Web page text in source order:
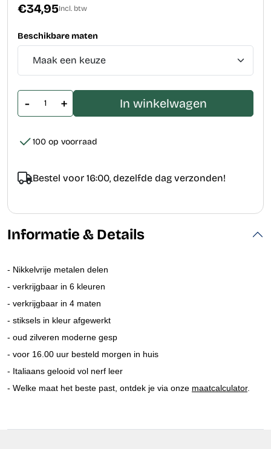
€34,95Incl. btw
Beschikbare maten
- + In winkelwagen
100 op voorraad
Bestel voor 16:00, dezelfde dag verzonden!
Informatie & Details
- Nikkelvrije metalen delen
- verkrijgbaar in 6 kleuren
- verkrijgbaar in 4 maten
- stiksels in kleur afgewerkt
- oud zilveren moderne gesp
- voor 16.00 uur besteld morgen in huis
- Italiaans gelooid vol nerf leer
- Welke maat het beste past, ontdek je via onze maatcalculator.